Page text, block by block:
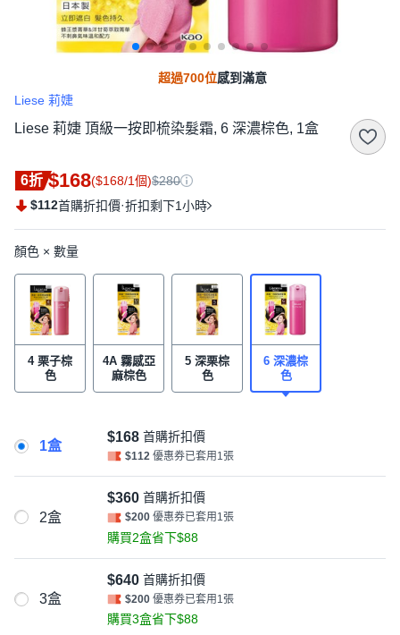
超過700位感到滿意
Liese 莉婕
Liese 莉婕 頂級一按即梳染髮霜, 6 深濃棕色, 1盒
6折 $168($168/1個)$280
$112首購折扣價·折扣剩下1小時
顏色 × 數量
4 栗子棕
色
4A 霧感亞
麻棕色
5 深栗棕
色
6 深濃棕
色
1盒
$168 首購折扣價
$112 優惠券已套用1張
2盒
$360 首購折扣價
$200 優惠券已套用1張
購買2盒省下$88
3盒
$640 首購折扣價
$200 優惠券已套用1張
購買3盒省下$88